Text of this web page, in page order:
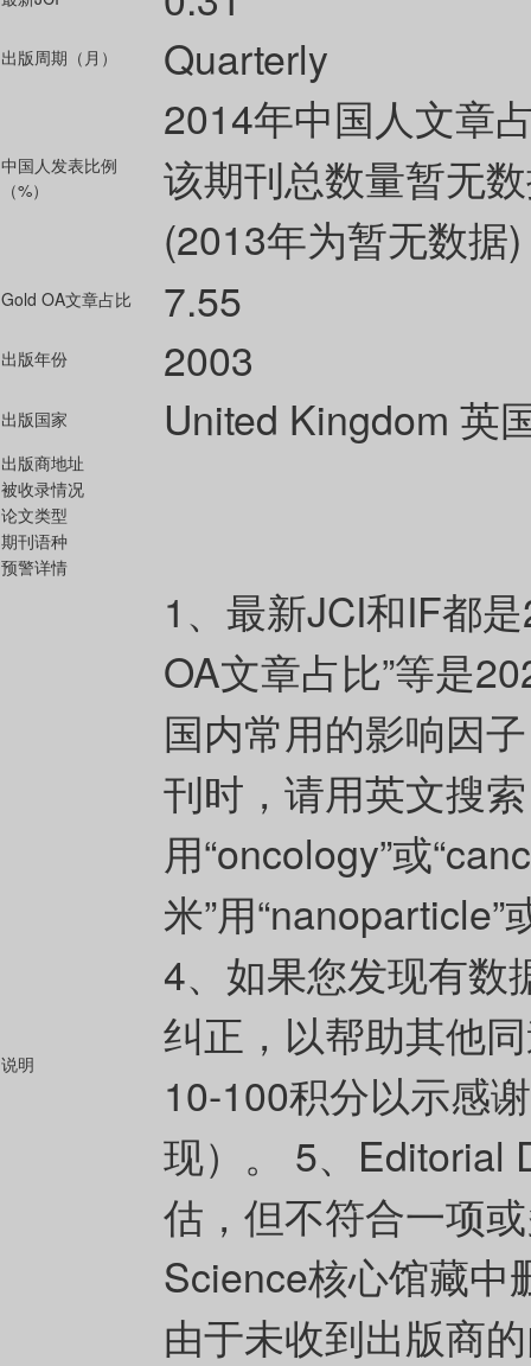
出版周期（月） Quarterly
中国人发表比例
（%）
2014年中国人文章
该期刊总数量暂无
(2013年为暂无数据)
Gold OA文章占比 7.55
出版年份 2003
出版国家 United Kingdom 英
出版商地址
被收录情况
论文类型
期刊语种
预警详情
说明
1、最新JCI和IF都
OA文章占比”等是
国内常用的影响因
刊时，请用英文搜
用“oncology”或
米”用“nanoparticle”
4、如果您发现有数
纠正，以帮助其他
10-100积分以示感
现）。 5、Editorial
估，但不符合一项
Science核心馆藏中
由于未收到出版商